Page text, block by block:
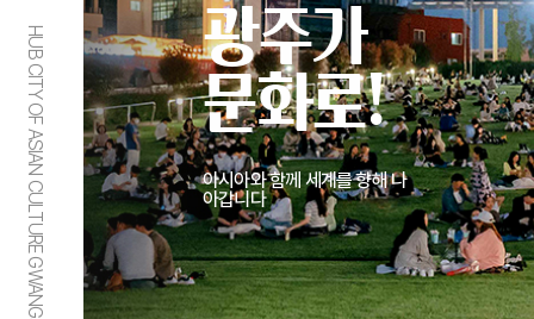
HUB CITY OF ASIAN CULTURE GWANGJU
광주가
문화로!
아시아와 함께 세계를 향해 나
아갑니다